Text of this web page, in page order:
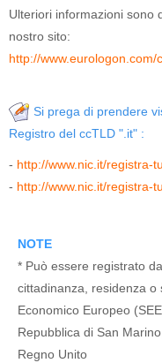
Ulteriori informazioni sono
nostro sito:
http://www.eurologon.com/
Si prega di prendere
Registro del ccTLD ".it" :
- http://www.nic.it/registra-
- http://www.nic.it/registra-
NOTE
* Può essere registrato
cittadinanza, residenza o
Economico Europeo
Repubblica di San
Regno Unito